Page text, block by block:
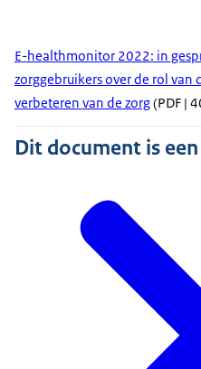
E-healthmonitor 2022: in
zorggebruikers over de rol
verbeteren van de zorg(PDF |
Dit document is